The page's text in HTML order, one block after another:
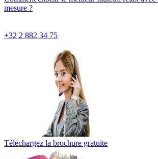
mesure ?
+32 2 882 34 75
Téléchargez la brochure gratuite